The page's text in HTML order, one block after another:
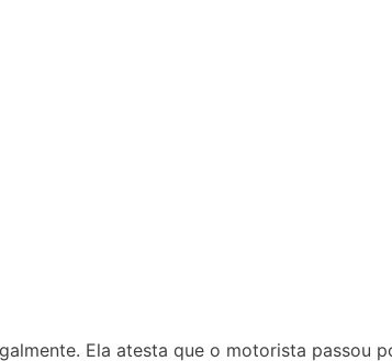
Ela atesta que o motorista passou